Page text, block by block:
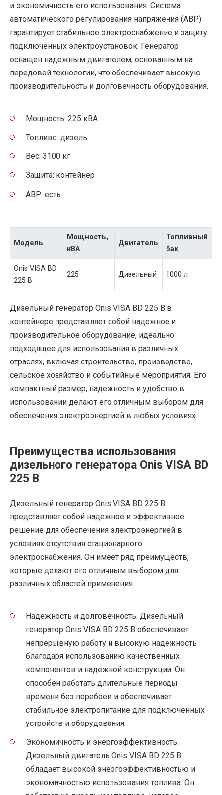
и экономичность его использования. Система
автоматического регулирования напряжения (АВР)
гарантирует стабильное электроснабжение и защиту
подключенных электроустановок. Генератор
оснащен надежным двигателем, основанным на
передовой технологии, что обеспечивает высокую
производительность и долговечность оборудования.
Мощность: 225 кВА
Топливо: дизель
Вес: 3100 кг
Защита: контейнер
АВР: есть
Модель
Мощность,
кВА
Двигатель
Топливный
бак
Onis VISA BD
225 B
225 Дизельный 1000 л
Дизельный генератор Onis VISA BD 225 B в
контейнере представляет собой надежное и
производительное оборудование, идеально
подходящее для использования в различных
отраслях, включая строительство, производство,
сельское хозяйство и событийные мероприятия. Его
компактный размер, надежность и удобство в
использовании делают его отличным выбором для
обеспечения электроэнергией в любых условиях.
Преимущества использования
дизельного генератора Onis VISA BD
225 B
Дизельный генератор Onis VISA BD 225 B
представляет собой надежное и эффективное
решение для обеспечения электроэнергией в
условиях отсутствия стационарного
электроснабжения. Он имеет ряд преимуществ,
которые делают его отличным выбором для
различных областей применения.
Надежность и долговечность. Дизельный
генератор Onis VISA BD 225 B обеспечивает
непрерывную работу и высокую надежность
благодаря использованию качественных
компонентов и надежной конструкции. Он
способен работать длительные периоды
времени без перебоев и обеспечивает
стабильное электропитание для подключенных
устройств и оборудования.
Экономичность и энергоэффективность.
Дизельный двигатель Onis VISA BD 225 B
обладает высокой энергоэффективностью и
экономичностью использования топлива. Он